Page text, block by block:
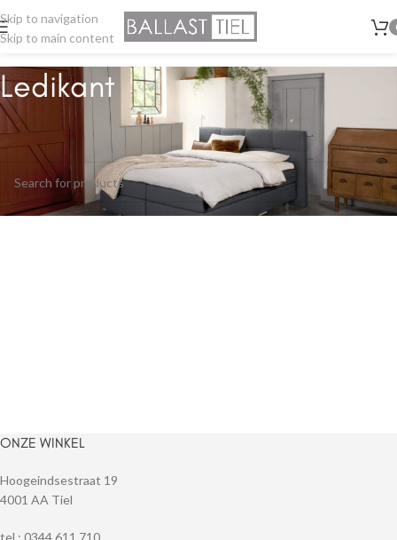
Skip to navigation
Skip to main content
Ledikant
Home Ledikant
Geen producten gevonden die aan je selectie voldoen.
ONZE WINKEL
Hoogeindsestraat 19
4001 AA Tiel